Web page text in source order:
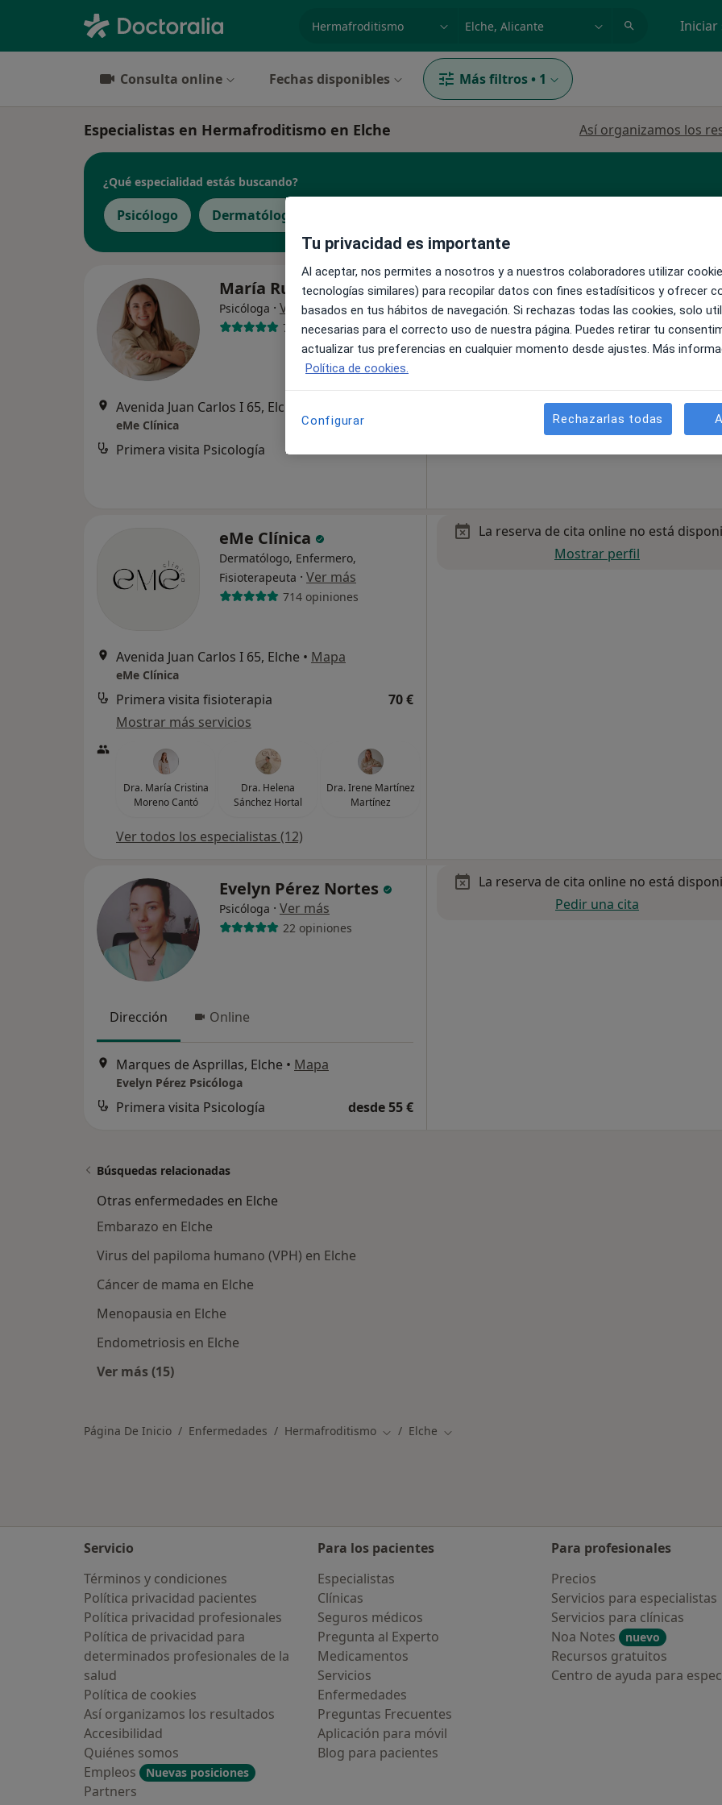
Iniciar
Consulta online Fechas disponibles Más filtros • 1
Especialistas en Hermafroditismo en Elche Así organizamos los
¿Qué especialidad estás buscando?
Psicólogo Dermatólogo
María Rubio Serna
Psicóloga · Ver más
7 opiniones
Avenida Juan Carlos I 65, Elche
eMe Clínica
Primera visita Psicología
La reserva de cita online no está
Pedir una cita
eMe Clínica
Dermatólogo, Enfermero,
Fisioterapeuta · Ver más
714 opiniones
Avenida Juan Carlos I 65, Elche • Mapa
eMe Clínica
Primera visita fisioterapia
70 €
Mostrar más servicios
Dra. María Cristina
Moreno Cantó
Dra. Helena
Sánchez Hortal
Dra. Irene Martínez
Martínez
Ver todos los especialistas (12)
La reserva de cita online no está
Mostrar perfil
Evelyn Pérez Nortes
Psicóloga · Ver más
22 opiniones
Dirección Online
Marques de Asprillas, Elche • Mapa
Evelyn Pérez Psicóloga
Primera visita Psicología desde 55 €
La reserva de cita online no está
Pedir una cita
Búsquedas relacionadas
Otras enfermedades en Elche
Embarazo en Elche
Virus del papiloma humano (VPH) en Elche
Cáncer de mama en Elche
Menopausia en Elche
Endometriosis en Elche
Ver más (15)
Página De Inicio Enfermedades Hermafroditismo Cambiar de ciudad
Elche Cambiar de ciudad
Servicio
Términos y condiciones
Política privacidad pacientes
Política privacidad profesionales
Política de privacidad para
determinados profesionales de la
salud
Política de cookies
Así organizamos los resultados
Accesibilidad
Quiénes somos
Empleos
Nuevas posiciones
Partners
Para los pacientes
Especialistas
Clínicas
Seguros médicos
Pregunta al Experto
Medicamentos
Servicios
Enfermedades
Preguntas Frecuentes
Aplicación para móvil
Blog para pacientes
Para profesionales
Precios
Servicios para especialistas
Servicios para clínicas
Noa Notes
nuevo
Recursos gratuitos
Centro de ayuda para
Tu privacidad es importante
Al aceptar, nos permites a nosotros y a nuestros colaboradores utilizar
tecnologías similares) para recopilar datos con fines estadísiticos y ofrecer
basados en tus hábitos de navegación. Si rechazas todas las cookies, solo
necesarias para el correcto uso de nuestra página. Puedes retirar tu
actualizar tus preferencias en cualquier momento desde ajustes. Más
Política de cookies.
Configurar Rechazarlas todas